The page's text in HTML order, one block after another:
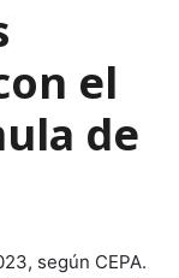
el
de
según CEPA.